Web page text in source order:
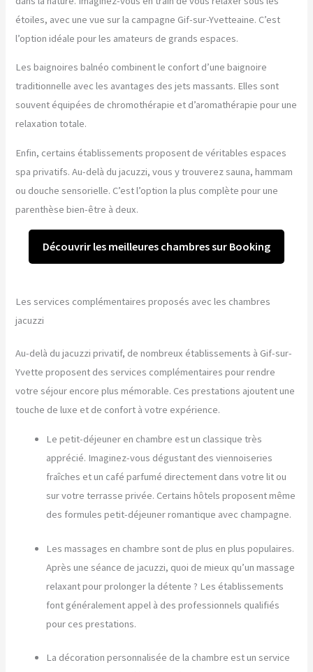
étoiles, avec une vue sur la campagne Gif-sur-Yvetteaine. C’est
l’option idéale pour les amateurs de grands espaces.
Les baignoires balnéo combinent le confort d’une baignoire
traditionnelle avec les avantages des jets massants. Elles sont
souvent équipées de chromothérapie et d’aromathérapie pour une
relaxation totale.
Enfin, certains établissements proposent de véritables espaces
spa privatifs. Au-delà du jacuzzi, vous y trouverez sauna, hammam
ou douche sensorielle. C’est l’option la plus complète pour une
parenthèse bien-être à deux.
Découvrir les meilleures chambres sur Booking
Les services complémentaires proposés avec les chambres
jacuzzi
Au-delà du jacuzzi privatif, de nombreux établissements à Gif-sur-
Yvette proposent des services complémentaires pour rendre
votre séjour encore plus mémorable. Ces prestations ajoutent une
touche de luxe et de confort à votre expérience.
Le petit-déjeuner en chambre est un classique très
apprécié. Imaginez-vous dégustant des viennoiseries
fraîches et un café parfumé directement dans votre lit ou
sur votre terrasse privée. Certains hôtels proposent même
des formules petit-déjeuner romantique avec champagne.
Les massages en chambre sont de plus en plus populaires.
Après une séance de jacuzzi, quoi de mieux qu’un massage
relaxant pour prolonger la détente ? Les établissements
font généralement appel à des professionnels qualifiés
pour ces prestations.
La décoration personnalisée de la chambre est un service